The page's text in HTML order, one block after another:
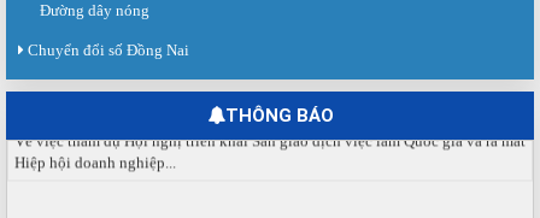
Đường dây nóng
Chuyển đổi số Đồng Nai
THÔNG BÁO
Sàn giao dịch việc làm lần thứ 08 năm 2026: Hơn 4.300 cơ hội...
Sáng ngày 03/8/2026, Trung tâm Dịch vụ việc làm Đồng Nai tổ chức Sàn giao